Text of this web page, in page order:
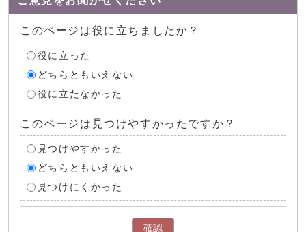
このページは役に立ちましたか？
役に立った
どちらともいえない
役に立たなかった
このページは見つけやすかったですか？
見つけやすかった
どちらともいえない
見つけにくかった
確認